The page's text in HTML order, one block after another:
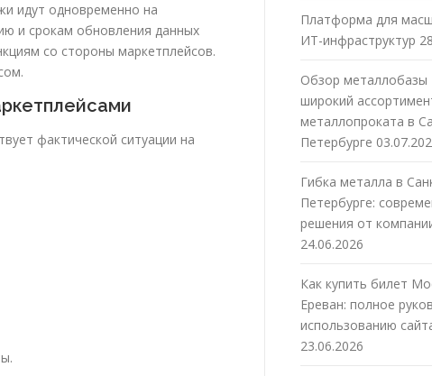
идут одновременно на
и срокам обновления данных
со стороны маркетплейсов.
фактической ситуации на
Платформа для
ИТ-инфраструктур
Обзор металлобазы
широкий
металлопроката в
Петербурге
Гибка металла в
Петербурге:
решения от
24.06.2026
Как купить билет
Ереван: полное
использованию
23.06.2026